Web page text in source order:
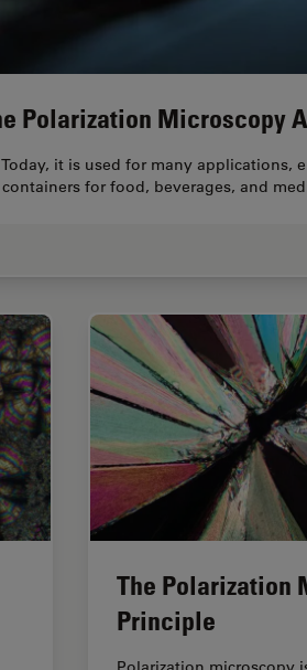
Polarization Microscopy
it is used for many applications,
for food, beverages, and
The Polarization
Principle